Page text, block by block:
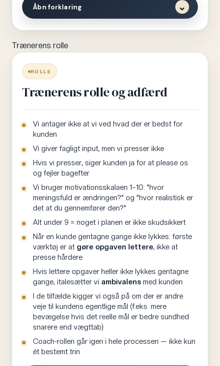
Åbn forklaring ⌄
vi arbejder med kundens livsstil som den er, og laver
vanebaserede ændringer derfra. Vi er ikke
interesseret i at lave detaljerede kostplaner som
kunden skal følge hver dag — det er urealistisk, og
kunden bliver ikke i det over tid.
Vi laver gerne kosteksempler og giver opskrifter,
særligt til kunder der aldrig har spist sundt før og
som har svært ved at forholde sig til hvad det reelt
betyder. Vi kan også hjælpe med at give et billede af
hvordan måltiderne kan fordeles ud over dagen. Det
er en form for kostplan, men ikke et regelsæt vi
forventer fulgt slavisk.
Det vi gør i langt højere grad er at coache på
kundens nuværende livsstil. Det er derfor vi har brug
for det indblik i deres liv som vi beder om i trin 2. Når
vi kender det reelle billede, kan vi gå ind og lave
mindre justeringer der lander — fremfor at insistere på
større omvæltninger der falder.
Tracking er et redskab — ikke et mål i sig selv. Det er
ikke noget kunden skal gøre for evigt. Vi bruger det
fordi det skaber en hurtig og konkret læring om hvad
kunden faktisk indtager, og fordi det giver et fagligt
fundament at træffe bedre valg ud fra senere.
Trænerens rolle
ROLLE
Trænerens rolle og adfærd
Vi antager ikke at vi ved hvad der er bedst for
kunden
Vi giver fagligt input, men vi presser ikke
Hvis vi presser, siger kunden ja for at please os
og fejler bagefter
Vi bruger motivationsskalaen 1–10: "hvor
meningsfuld er ændringen?" og "hvor realistisk er
det at du gennemfører den?"
Alt under 9 = noget i planen er ikke skudsikkert
Når en kunde gentagne gange ikke lykkes: første
værktøj er at gøre opgaven lettere, ikke at
presse hårdere
Hvis lettere opgaver heller ikke lykkes gentagne
gange, italesætter vi ambivalens med kunden
I de tilfælde kigger vi også på om der er andre
veje til kundens egentlige mål (f.eks. mere
bevægelse hvis det reelle mål er bedre sundhed
snarere end vægttab)
Coach-rollen går igen i hele processen — ikke kun
ét bestemt trin